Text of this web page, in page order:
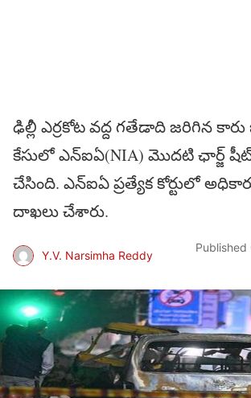
ఢిల్లీ ఎర్రకోట వద్ద గతేడాది జరిగిన
కేసులో ఎన్ఐఏ(NIA) మొదటి ఛార్జ్
చేసింది. ఎన్ఐఏ ప్రత్యేక కోర్టులో
దాఖలు చేశారు.
Y.V. Narsimha Reddy
Published